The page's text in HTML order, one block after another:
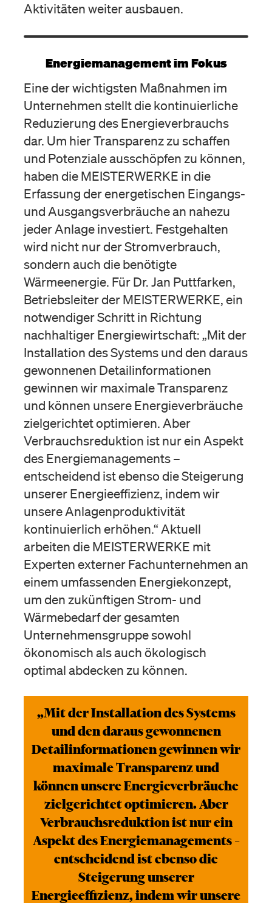
Aktivitäten weiter ausbauen.
Energiemanagement im Fokus
Eine der wichtigsten Maßnahmen im
Unternehmen stellt die kontinuierliche
Reduzierung des Energieverbrauchs
dar. Um hier Transparenz zu schaffen
und Potenziale ausschöpfen zu können,
haben die MEISTERWERKE in die
Erfassung der energetischen Eingangs-
und Ausgangsverbräuche an nahezu
jeder Anlage investiert. Festgehalten
wird nicht nur der Stromverbrauch,
sondern auch die benötigte
Wärmeenergie. Für Dr. Jan Puttfarken,
Betriebsleiter der MEISTERWERKE, ein
notwendiger Schritt in Richtung
nachhaltiger Energiewirtschaft: „Mit der
Installation des Systems und den daraus
gewonnenen Detailinformationen
gewinnen wir maximale Transparenz
und können unsere Energieverbräuche
zielgerichtet optimieren. Aber
Verbrauchsreduktion ist nur ein Aspekt
des Energiemanagements –
entscheidend ist ebenso die Steigerung
unserer Energieeffizienz, indem wir
unsere Anlagenproduktivität
kontinuierlich erhöhen.“ Aktuell
arbeiten die MEISTERWERKE mit
Experten externer Fachunternehmen an
einem umfassenden Energiekonzept,
um den zukünftigen Strom- und
Wärmebedarf der gesamten
Unternehmensgruppe sowohl
ökonomisch als auch ökologisch
optimal abdecken zu können.
„Mit der Installation des Systems
und den daraus gewonnenen
Detailinformationen gewinnen wir
maximale Transparenz und
können unsere Energieverbräuche
zielgerichtet optimieren. Aber
Verbrauchsreduktion ist nur ein
Aspekt des Energiemanagements –
entscheidend ist ebenso die
Steigerung unserer
Energieeffizienz, indem wir unsere